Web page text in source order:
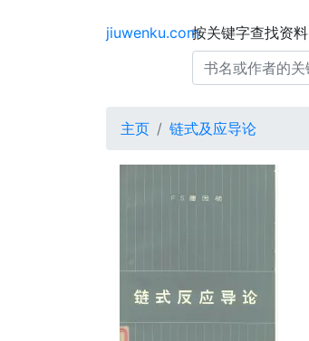
jiuwenku.com按关键字查找资料
主页 链式及应导论